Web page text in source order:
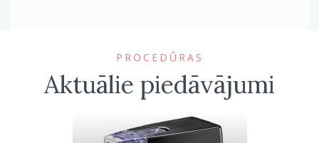
PROCEDŪRAS
Aktuālie piedāvājumi